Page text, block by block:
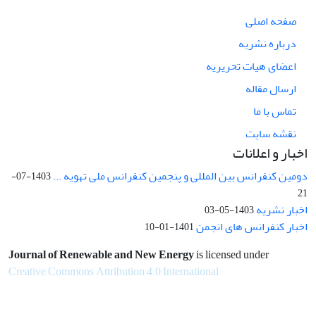
صفحه اصلی
درباره نشریه
اعضای هیات تحریریه
ارسال مقاله
تماس با ما
نقشه سایت
اخبار و اعلانات
دومین کنفرانس بین المللی و پنجمین کنفرانس ملی تهویه ...
1403-07-
21
اخبار نشریه1403-05-03
اخبار کنفرانس های انجمن1401-01-10
Journal of Renewable and New Energyis licensed under
Creative Commons Attribution 4.0 International